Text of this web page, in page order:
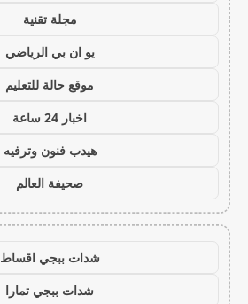
مجلة تقنية
يو ان بي الرياضي
موقع حالة للتعليم
اخبار 24 ساعة
هيدب فنون وترفيه
صحيفة العالم
شدات ببجي اقساط
شدات ببجي تمارا